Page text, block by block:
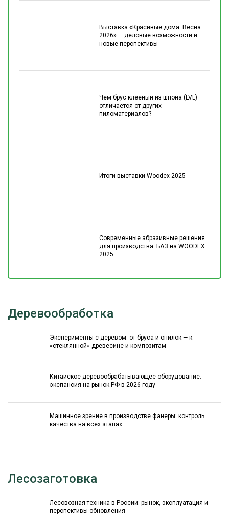
Выставка «Красивые дома. Весна
2026» — деловые возможности и
новые перспективы
Чем брус клеёный из шпона (LVL)
отличается от других
пиломатериалов?
Итоги выставки Woodex 2025
Современные абразивные решения
для производства: БАЗ на WOODEX
2025
Деревообработка
Эксперименты с деревом: от бруса и опилок — к
«стеклянной» древесине и композитам
Китайское деревообрабатывающее оборудование:
экспансия на рынок РФ в 2026 году
Машинное зрение в производстве фанеры: контроль
качества на всех этапах
Лесозаготовка
Лесовозная техника в России: рынок, эксплуатация и
перспективы обновления